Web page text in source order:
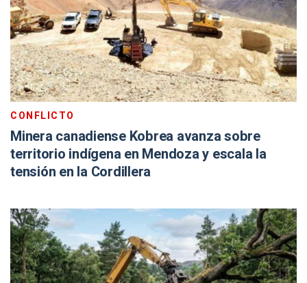
CONFLICTO
Minera canadiense Kobrea avanza sobre
territorio indígena en Mendoza y escala la
tensión en la Cordillera